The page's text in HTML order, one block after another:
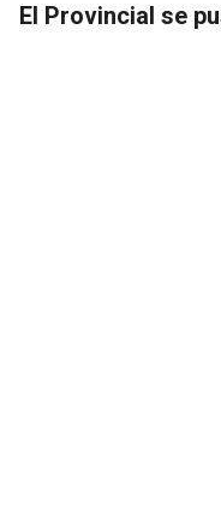
El Provincial se